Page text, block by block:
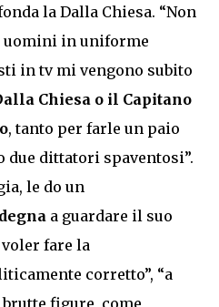
la Dalla Chiesa. “Non
uomini in uniforme
in tv mi vengono subito
Chiesa o il Capitano
, tanto per farle un paio
due dittatori spaventosi”.
le do un
a guardare il suo
fare la
corretto”, “a
figure, come